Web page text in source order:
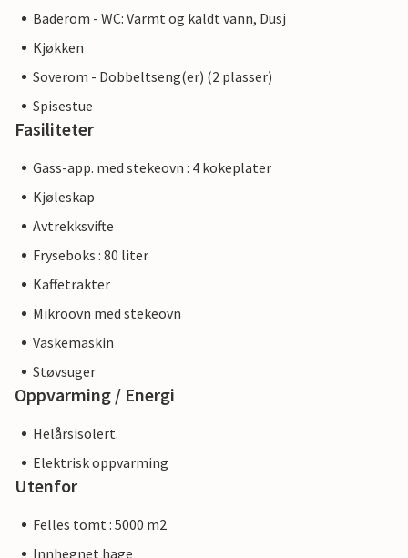
Baderom - WC: Varmt og kaldt vann, Dusj
Kjøkken
Soverom - Dobbeltseng(er) (2 plasser)
Spisestue
Fasiliteter
Gass-app. med stekeovn : 4 kokeplater
Kjøleskap
Avtrekksvifte
Fryseboks : 80 liter
Kaffetrakter
Mikroovn med stekeovn
Vaskemaskin
Støvsuger
Oppvarming / Energi
Helårsisolert.
Elektrisk oppvarming
Utenfor
Felles tomt : 5000 m2
Innhegnet hage